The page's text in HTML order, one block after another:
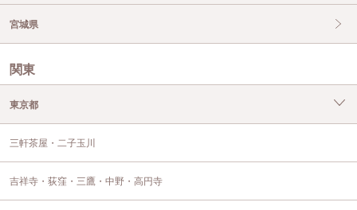
宮城県
関東
東京都
三軒茶屋・二子玉川
吉祥寺・荻窪・三鷹・中野・高円寺